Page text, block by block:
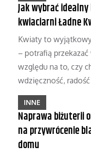
Jak wybrać
kwiaciarni Ładne
Kwiaty to
– potrafią
względu na to, czy
wdzięczność,
INNE
Naprawa biżuterii
na przywrócenie
domu